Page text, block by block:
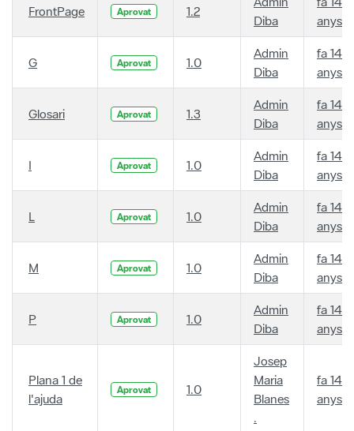
FrontPage Aprovat 1.2
Diba
anys
G Aprovat 1.0
Admin
Diba
fa 14
anys
Glosari Aprovat 1.3
Admin
Diba
fa 14
anys
I Aprovat 1.0
Admin
Diba
fa 14
anys
L Aprovat 1.0
Admin
Diba
fa 14
anys
M Aprovat 1.0
Admin
Diba
fa 14
anys
P Aprovat 1.0
Admin
Diba
fa 14
anys
Plana 1 de
l'ajuda
Aprovat 1.0
Josep
Maria
Blanes
.
fa 14
anys